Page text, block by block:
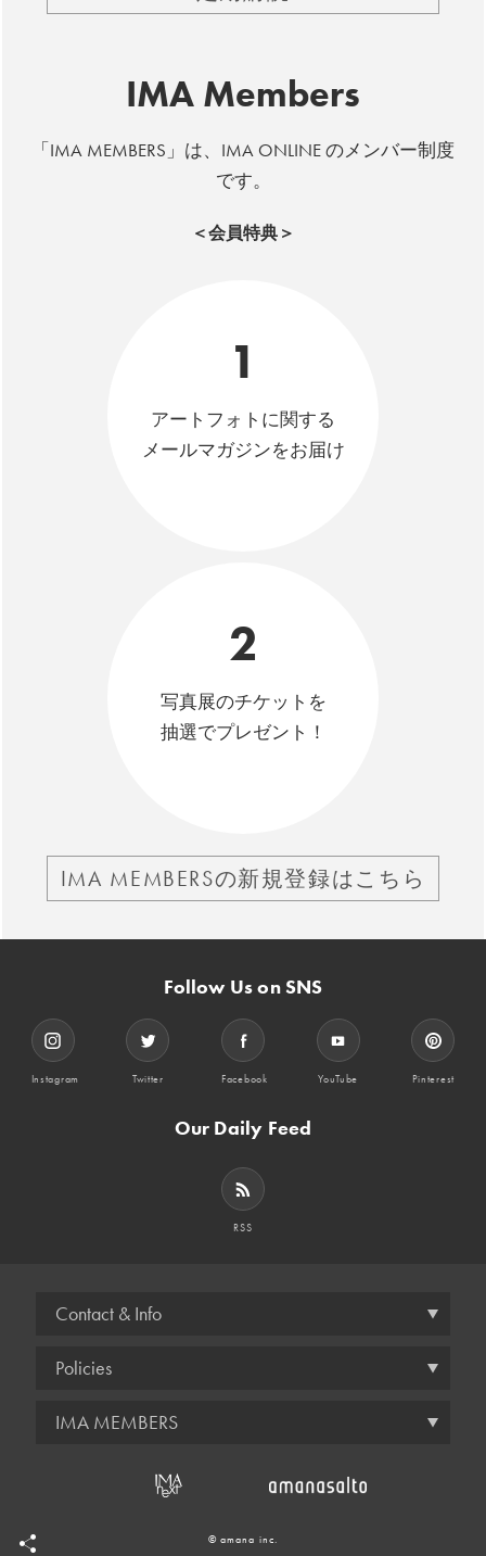
IMA Members
「IMA MEMBERS」は、IMA ONLINE のメンバー制度
です。
＜会員特典＞
1
アートフォトに関する
メールマガジンをお届け
2
写真展のチケットを
抽選でプレゼント！
IMA MEMBERSの新規登録はこちら
Follow Us on SNS
Instagram Twitter Facebook YouTube Pinterest
Our Daily Feed
RSS
Contact & Info
Policies
IMA MEMBERS
© amana inc.